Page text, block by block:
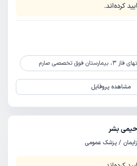
کرده‌اند.
فوق تخصصی صارم
مشاهده پروفایل
بشر
/ پزشک عمومی